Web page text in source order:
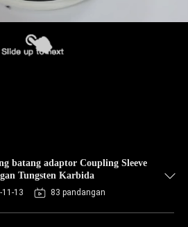
batang adaptor Coupling Sleeve
Tungsten Karbida
13 83 pandangan